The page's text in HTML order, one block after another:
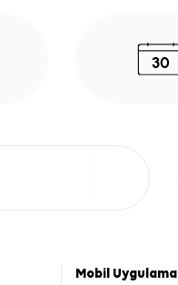
Mobil Uygulama